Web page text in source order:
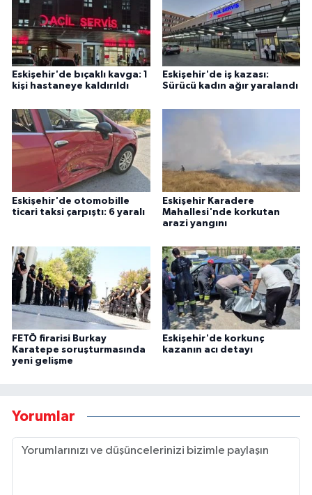
Eskişehir'de bıçaklı kavga: 1
kişi hastaneye kaldırıldı
Eskişehir'de iş kazası:
Sürücü kadın ağır yaralandı
Eskişehir'de otomobille
ticari taksi çarpıştı: 6 yaralı
Eskişehir Karadere
Mahallesi'nde korkutan
arazi yangını
FETÖ firarisi Burkay
Karatepe soruşturmasında
yeni gelişme
Eskişehir'de korkunç
kazanın acı detayı
Yorumlar